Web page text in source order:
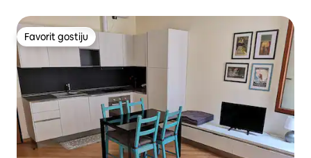
Favorit gostiju
Favorit gostiju